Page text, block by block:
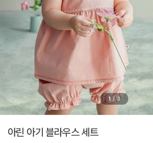
1 / 3
아린 아기 블라우스 세트